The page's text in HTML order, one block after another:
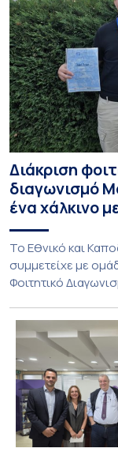
Διάκριση
διαγωνισμό
ένα χάλκινο
To Εθνικό και
συμμετείχε με
Φοιτητικό
Ιουλίου στο
συμμετείχαν 447
πανεπιστήμια
επίσης το Εθνικό
Πανεπιστήμιο […]